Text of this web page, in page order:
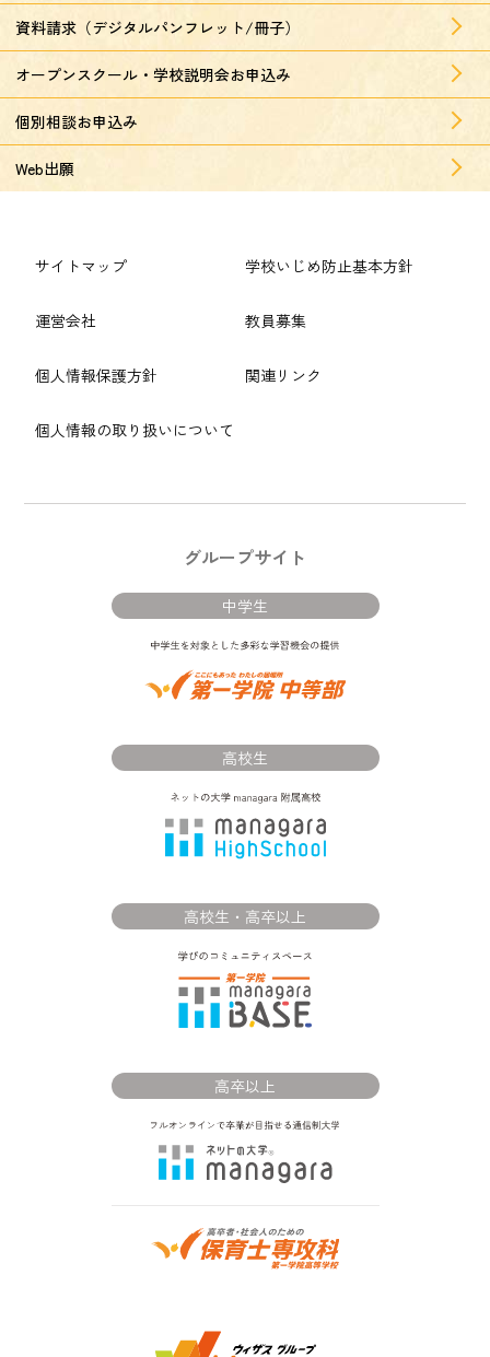
資料請求（デジタルパンフレット/冊子）
オープンスクール・学校説明会お申込み
個別相談お申込み
Web出願
サイトマップ
運営会社
個人情報保護方針
個人情報の取り扱いについて
学校いじめ防止基本方針
教員募集
関連リンク
グループサイト
中学生
高校生
高校生・高卒以上
高卒以上